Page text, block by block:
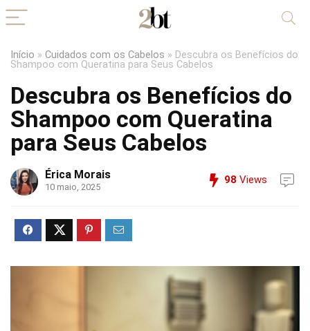
Início » Cuidados com os Cabelos » Descubra os Benefícios do
Shampoo com Queratina para Seus Cabelos
Descubra os Benefícios do
Shampoo com Queratina
para Seus Cabelos
Érica Morais
10 maio, 2025
98 Views